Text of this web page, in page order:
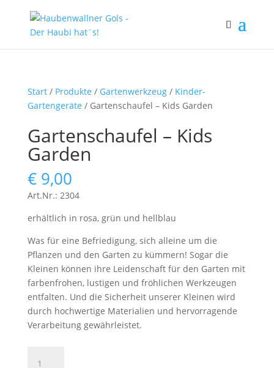
Start/ Produkte / Gartenwerkzeug/ Kinder-
Gartengeräte / Gartenschaufel – Kids Garden
Gartenschaufel – Kids
Garden
€9,00
Art.Nr.: 2304
erhältlich in rosa, grün und hellblau
Was für eine Befriedigung, sich alleine um die
Pflanzen und den Garten zu kümmern! Sogar die
Kleinen können ihre Leidenschaft für den Garten mit
farbenfrohen, lustigen und fröhlichen Werkzeugen
entfalten. Und die Sicherheit unserer Kleinen wird
durch hochwertige Materialien und hervorragende
Verarbeitung gewährleistet.